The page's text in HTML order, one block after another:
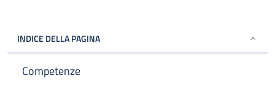
INDICE DELLA PAGINA
Competenze